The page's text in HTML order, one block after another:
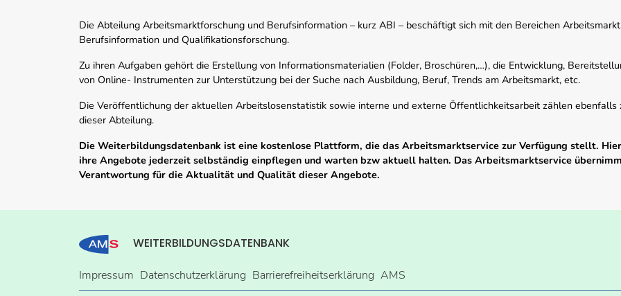
Die Abteilung Arbeitsmarktforschung und Berufsinformation – kurz ABI – beschäftigt sich mit den Bereichen
Berufsinformation und Qualifikationsforschung.
Zu ihren Aufgaben gehört die Erstellung von Informationsmaterialien (Folder, Broschüren,…), die Entwicklung,
von Online- Instrumenten zur Unterstützung bei der Suche nach Ausbildung, Beruf, Trends am Arbeitsmarkt, etc.
Die Veröffentlichung der aktuellen Arbeitslosenstatistik sowie interne und externe Öffentlichkeitsarbeit zählen ebenfalls
dieser Abteilung.
Die Weiterbildungsdatenbank ist eine kostenlose Plattform, die das Arbeitsmarktservice zur Verfügung stellt.
ihre Angebote jederzeit selbständig einpflegen und warten bzw aktuell halten. Das Arbeitsmarktservice
Verantwortung für die Aktualität und Qualität dieser Angebote.
WEITERBILDUNGSDATENBANK
Impressum Datenschutzerklärung Barrierefreiheitserklärung AMS